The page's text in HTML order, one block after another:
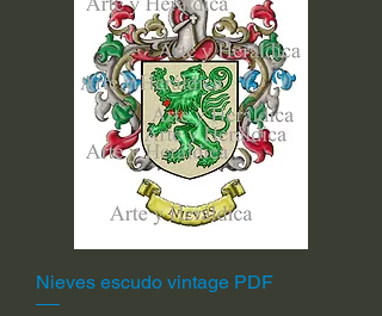
Nieves escudo vintage PDF